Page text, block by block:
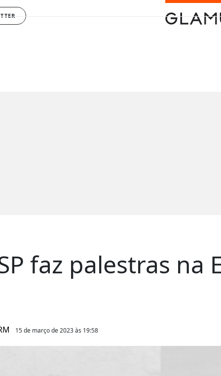
faz palestras na
15 de março de 2023 às 19:58